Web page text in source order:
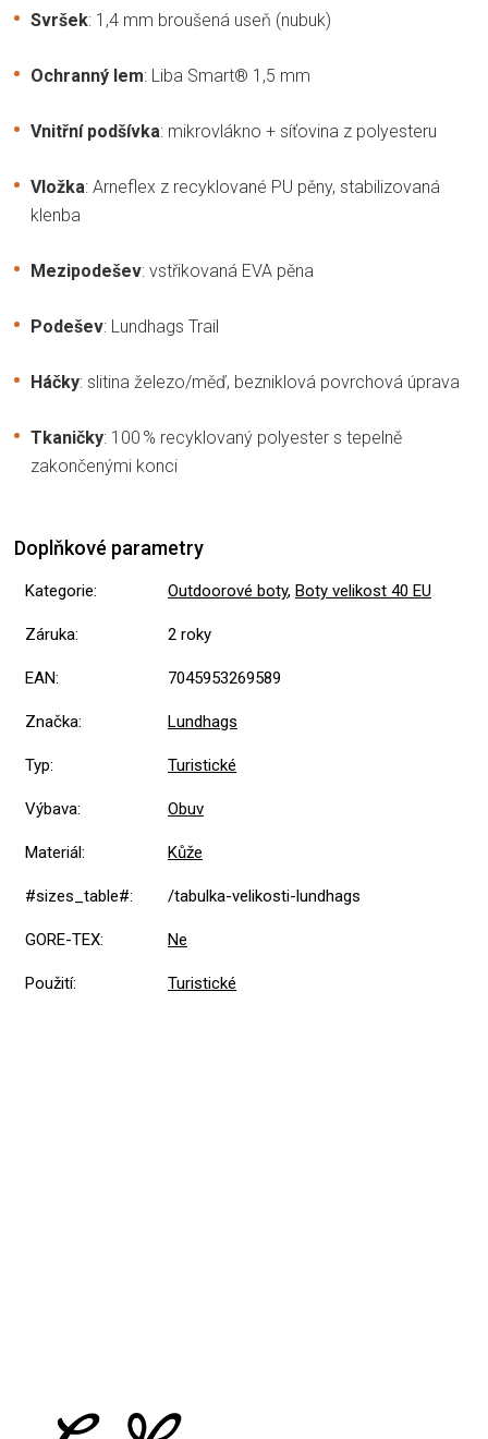
Svršek: 1,4 mm broušená useň (nubuk)
Ochranný lem: Liba Smart® 1,5 mm
Vnitřní podšívka: mikrovlákno + síťovina z polyesteru
Vložka: Arneflex z recyklované PU pěny, stabilizovaná
klenba
Mezipodešev: vstřikovaná EVA pěna
Podešev: Lundhags Trail
Háčky: slitina železo/měď, bezniklová povrchová úprava
Tkaničky: 100 % recyklovaný polyester s tepelně
zakončenými konci
Doplňkové parametry
Kategorie: Outdoorové boty, Boty velikost 40 EU
Záruka: 2 roky
EAN: 7045953269589
Značka: Lundhags
Typ: Turistické
Výbava: Obuv
Materiál: Kůže
#sizes_table#: /tabulka-velikosti-lundhags
GORE-TEX: Ne
Použití: Turistické